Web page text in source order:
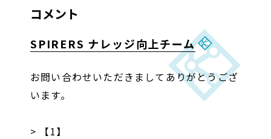
コメント
SPIRERS ナレッジ向上チーム
お問い合わせいただきましてありがとうござ
います。
> 【1】